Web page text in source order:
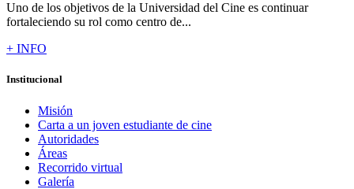
Uno de los objetivos de la Universidad del Cine es continuar
fortaleciendo su rol como centro de...
+ INFO
Institucional
Misión
Carta a un joven estudiante de cine
Autoridades
Áreas
Recorrido virtual
Galería